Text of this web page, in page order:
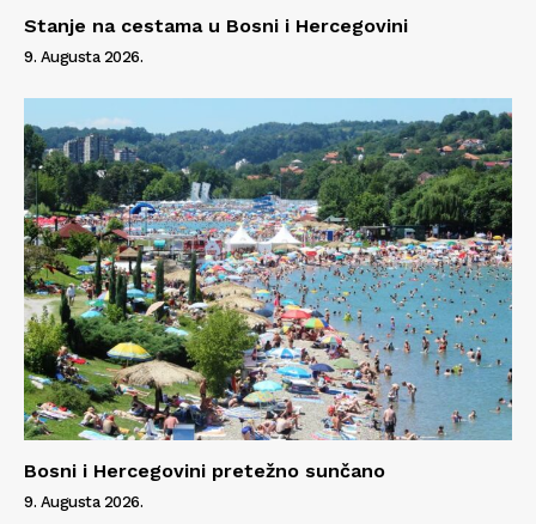
Stanje na cestama u Bosni i Hercegovini
9. Augusta 2026.
Bosni i Hercegovini pretežno sunčano
9. Augusta 2026.